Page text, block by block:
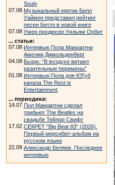
Soul»
07.08 Музыкальный критик Билл
Уаймен представил рейтинг
песен Битлз в новой книге
07.08 Умер продюсер Уильям Орбит
... статьи:
07.08 Интервью Пола Маккартни
Амелии Димольденберг
04.08 Бьорк: “В воздухе витают
разительные перемены”
01.08 Интервью Пола для ЮТуб
канала The Rest is
Entertainment
... периодика:
14.07 Пол Маккартни сделал
трибьют The Beatles на
свадьбе Тейлор Свифт
17.02 СЕКРЕТ "Big Beat 83" (2026).
Первый мерсибит-альбом на
русском языке
22.09 Александр Беляев. Последнее
интервью